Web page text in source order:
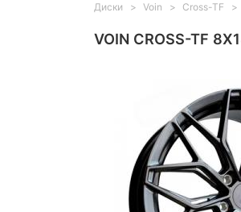
VOIN CROSS-TF
Диски Voin Cross-TF